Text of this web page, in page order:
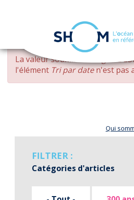
Aller
contenu
principal
MESSAGE
D'ERREUR
La valeur soumise changed
l'élément Tri par daten'est pas
Qui
FILTRER :
Catégories d'articles